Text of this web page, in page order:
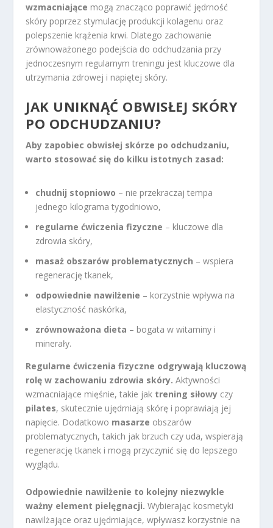
wzmacniające mogą znacząco poprawić jędrność
skóry poprzez stymulację produkcji kolagenu oraz
polepszenie krążenia krwi. Dlatego zachowanie
zrównoważonego podejścia do odchudzania przy
jednoczesnym regularnym treningu jest kluczowe dla
utrzymania zdrowej i napiętej skóry.
JAK UNIKNĄĆ OBWISŁEJ SKÓRY
PO ODCHUDZANIU?
Aby zapobiec obwisłej skórze po odchudzaniu,
warto stosować się do kilku istotnych zasad:
chudnij stopniowo – nie przekraczaj tempa
jednego kilograma tygodniowo,
regularne ćwiczenia fizyczne – kluczowe dla
zdrowia skóry,
masaż obszarów problematycznych – wspiera
regenerację tkanek,
odpowiednie nawilżenie – korzystnie wpływa na
elastyczność naskórka,
zrównoważona dieta – bogata w witaminy i
minerały.
Regularne ćwiczenia fizyczne odgrywają kluczową
rolę w zachowaniu zdrowia skóry. Aktywności
wzmacniające mięśnie, takie jak trening siłowy czy
pilates, skutecznie ujędrniają skórę i poprawiają jej
napięcie. Dodatkowo masarze obszarów
problematycznych, takich jak brzuch czy uda, wspierają
regenerację tkanek i mogą przyczynić się do lepszego
wyglądu.
Odpowiednie nawilżenie to kolejny niezwykle
ważny element pielęgnacji. Wybierając kosmetyki
nawilżające oraz ujędrniające, wpływasz korzystnie na